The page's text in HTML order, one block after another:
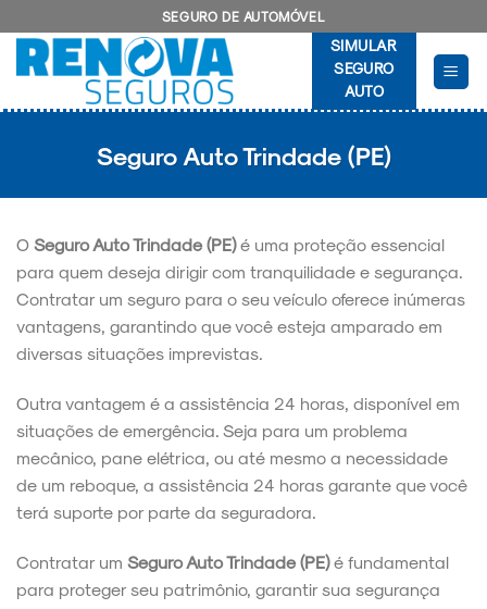
to
content
SEGURO DE AUTOMÓVEL
SIMULAR
SEGURO
AUTO
Seguro Auto Trindade (PE)
O Seguro Auto Trindade (PE)é uma proteção essencial
para quem deseja dirigir com tranquilidade e segurança.
Contratar um seguro para o seu veículo oferece inúmeras
vantagens, garantindo que você esteja amparado em
diversas situações imprevistas.
Outra vantagem é a assistência 24 horas, disponível em
situações de emergência. Seja para um problema
mecânico, pane elétrica, ou até mesmo a necessidade
de um reboque, a assistência 24 horas garante que você
terá suporte por parte da seguradora.
Contratar um Seguro Auto Trindade (PE)é fundamental
para proteger seu patrimônio, garantir sua segurança